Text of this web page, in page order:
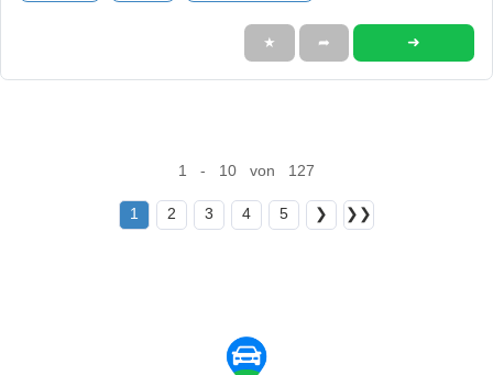
★ ➦ ➜
1 - 10 von 127
1 2 3 4 5 ❯ ❯❯